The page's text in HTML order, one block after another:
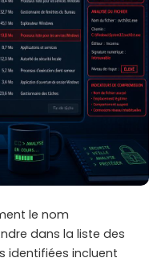
le nom
dans la liste des
identifiées incluent